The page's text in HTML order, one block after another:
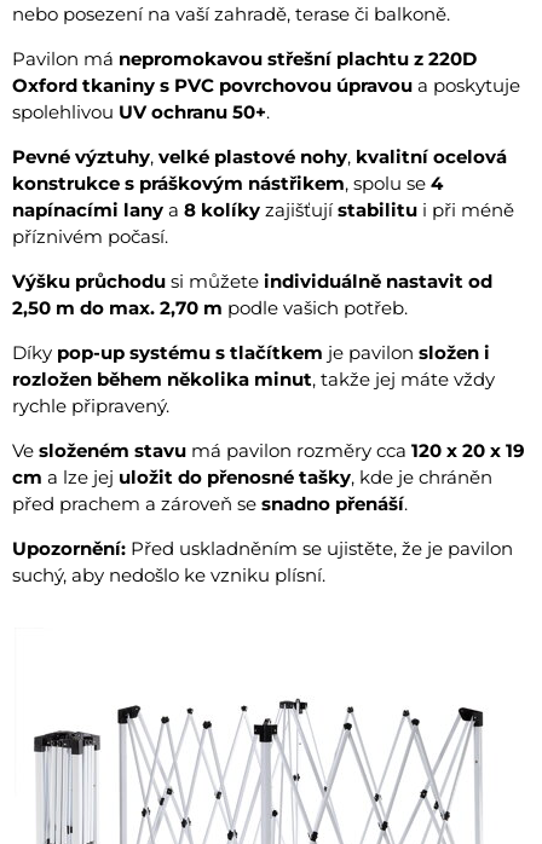
nebo posezení na vaší zahradě, terase či balkoně.
Pavilon má nepromokavou střešní plachtu z 220D
Oxford tkaniny s PVC povrchovou úpravou a poskytuje
spolehlivou UV ochranu 50+.
Pevné výztuhy, velké plastové nohy, kvalitní ocelová
konstrukce s práškovým nástřikem, spolu se 4
napínacími lany a 8 kolíky zajišťujístabilitu i při méně
příznivém počasí.
Výšku průchodu si můžete individuálně nastavit od
2,50 m do max. 2,70 m podle vašich potřeb.
Díky pop-up systému s tlačítkem je pavilon složen i
rozložen během několika minut, takže jej máte vždy
rychle připravený.
Ve složeném stavu má pavilon rozměry cca 120 x 20 x 19
cm a lze jej uložit do přenosné tašky, kde je chráněn
před prachem a zároveň se snadno přenáší.
Upozornění: Před uskladněním se ujistěte, že je pavilon
suchý, aby nedošlo ke vzniku plísní.